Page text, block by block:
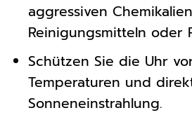
aggressiven
Reinigungsmitteln oder
Schützen Sie die Uhr
Temperaturen und
Sonneneinstrahlung.